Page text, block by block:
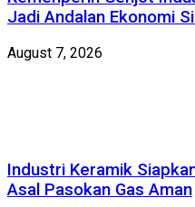
Jadi Andalan Ekonomi
August 7, 2026
Industri Keramik
Asal Pasokan Gas Aman